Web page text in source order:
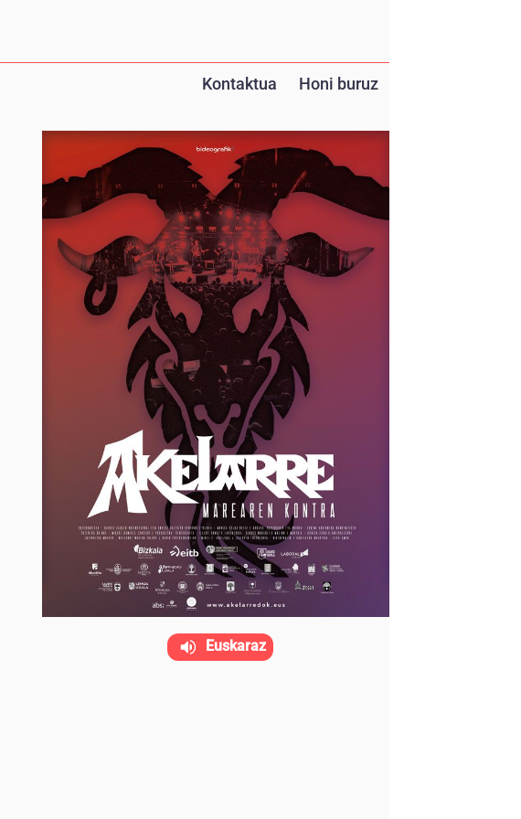
Kontaktua Honi buruz
Euskaraz